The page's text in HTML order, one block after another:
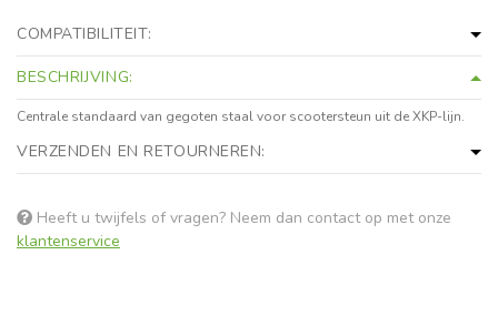
COMPATIBILITEIT:
BESCHRIJVING:
Centrale standaard van gegoten staal voor scootersteun uit de XKP-lijn.
VERZENDEN EN RETOURNEREN:
Heeft u twijfels of vragen? Neem dan contact op met onze
klantenservice